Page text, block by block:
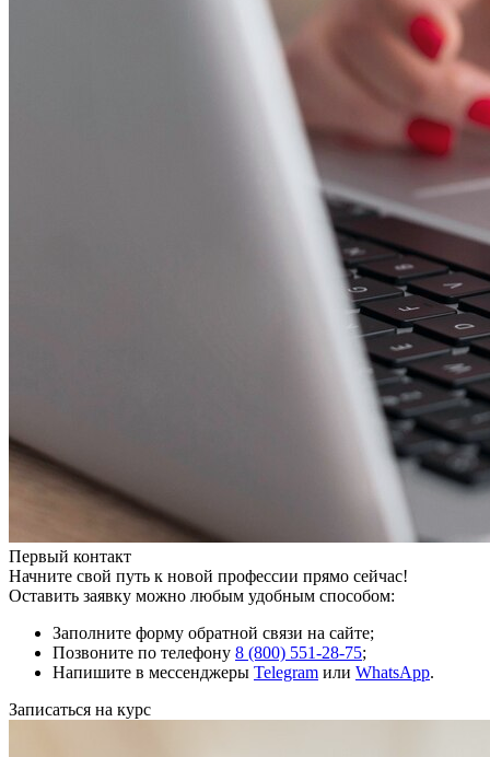
Первый контакт
Начните свой путь к новой профессии прямо сейчас!
Оставить заявку можно любым удобным способом:
Заполните форму обратной связи на сайте;
Позвоните по телефону 8 (800) 551-28-75;
Напишите в мессенджеры Telegram или WhatsApp.
Записаться на курс